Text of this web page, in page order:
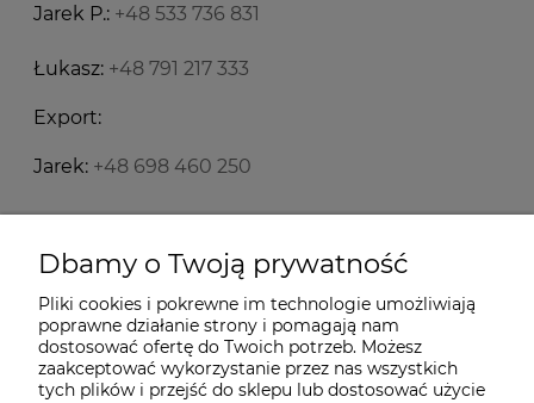
Jarek P.: +48 533 736 831
Łukasz: +48 791 217 333
Export:
Jarek: +48 698 460 250
Starecegly.com
Płatności i dostawa
Moje konto
Dbamy o Twoją prywatność
Pliki cookies i pokrewne im technologie umożliwiają
poprawne działanie strony i pomagają nam
dostosować ofertę do Twoich potrzeb. Możesz
zaakceptować wykorzystanie przez nas wszystkich
tych plików i przejść do sklepu lub dostosować użycie